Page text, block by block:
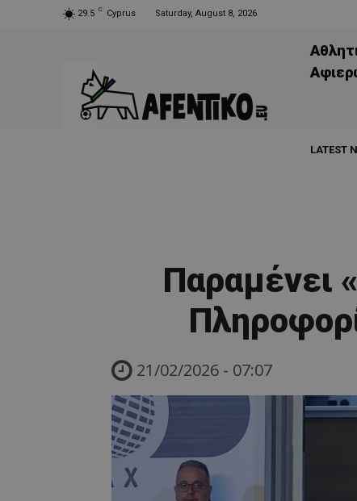
29.5 C Cyprus Saturday, August 8, 2026
LATEST
Παραμένει
21/02/2026 - 07:07